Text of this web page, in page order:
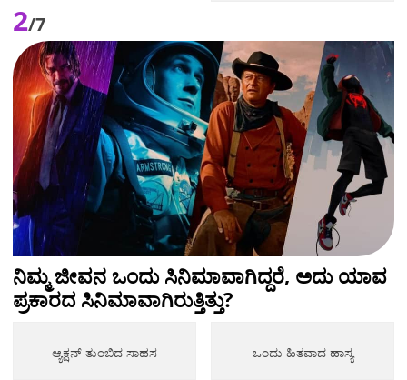
2/7
ನಿಮ್ಮ ಜೀವನ ಒಂದು ಸಿನಿಮಾವಾಗಿದ್ದರೆ, ಅದು ಯಾವ
ಪ್ರಕಾರದ ಸಿನಿಮಾವಾಗಿರುತ್ತಿತ್ತು?
ಆ್ಯಕ್ಷನ್ ತುಂಬಿದ ಸಾಹಸ ಒಂದು ಹಿತವಾದ ಹಾಸ್ಯ